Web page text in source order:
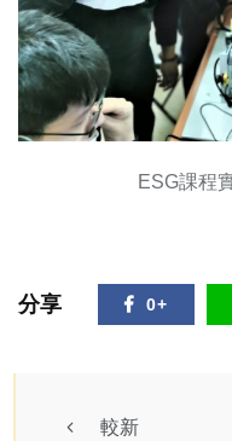
ESG課程
分享 0+
較新